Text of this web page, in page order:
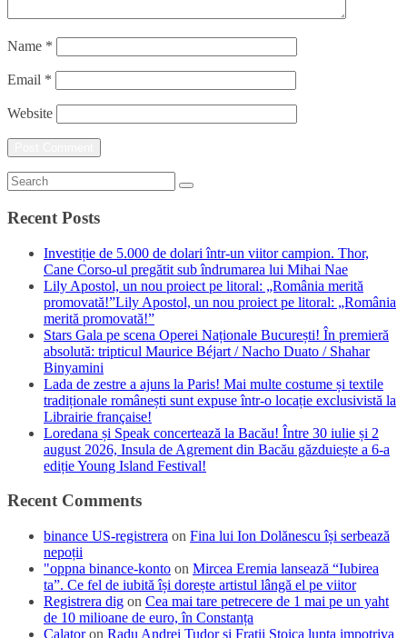
Name *
Email *
Website
Recent Posts
Investiție de 5.000 de dolari într-un viitor campion. Thor,
Cane Corso-ul pregătit sub îndrumarea lui Mihai Nae
Lily Apostol, un nou proiect pe litoral: „România merită
promovată!”Lily Apostol, un nou proiect pe litoral: „România
merită promovată!”
Stars Gala pe scena Operei Naționale București! În premieră
absolută: tripticul Maurice Béjart / Nacho Duato / Shahar
Binyamini
Lada de zestre a ajuns la Paris! Mai multe costume și textile
tradiționale românești sunt expuse într-o locație exclusivistă la
Librairie française!
Loredana și Speak concertează la Bacău! Între 30 iulie și 2
august 2026, Insula de Agrement din Bacău găzduiește a 6-a
ediție Young Island Festival!
Recent Comments
binance US-registrera on Fina lui Ion Dolănescu își serbează
nepoții
"oppna binance-konto on Mircea Eremia lansează “Iubirea
ta”. Ce fel de iubită își dorește artistul lângă el pe viitor
Registrera dig on Cea mai tare petrecere de 1 mai pe un yaht
de 10 milioane de euro, în Constanța
Calatoron Radu Andrei Tudor si Fratii Stoica lupta impotriva